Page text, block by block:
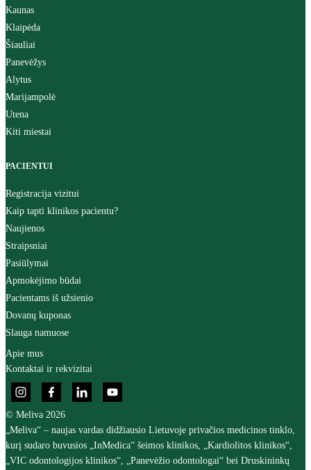
Kaunas
Klaipėda
Šiauliai
Panevėžys
Alytus
Marijampolė
Utena
Kiti miestai
PACIENTUI
Registracija vizitui
Kaip tapti klinikos pacientu?
Naujienos
Straipsniai
Pasiūlymai
Apmokėjimo būdai
Pacientams iš užsienio
Dovanų kuponas
Slauga namuose
Apie mus
Kontaktai ir rekvizitai
© Meliva 2026
„Meliva“ – naujas vardas didžiausio Lietuvoje privačios medicinos tinklo,
kurį sudaro buvusios „InMedica“ šeimos klinikos, „Kardiolitos klinikos“,
„VIC odontologijos klinikos“, „Panevėžio odontologai“ bei Druskininkų